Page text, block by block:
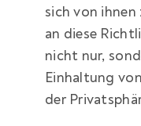
sich von ihnen
an diese
nicht nur,
Einhaltung
der